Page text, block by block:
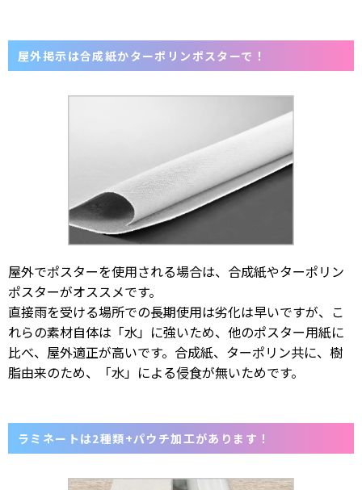
屋外掲示は合成紙かターポリンポスターで！
屋外でポスターを使用される場合は、合成紙やターポリン
ポスターがオススメです。
直接雨を受ける場所での長期使用は劣化は早いですが、こ
れらの素材自体は「水」に強いため、他のポスター用紙に
比べ、屋外適正が高いです。合成紙、ターポリン共に、樹
脂由来のため、「水」による侵食が無いためです。
ラミネートは2種類+パウチ加工があります！